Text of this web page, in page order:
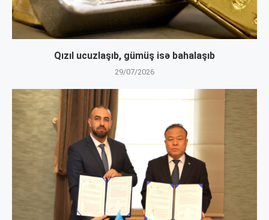
Qızıl ucuzlaşıb, gümüş isə bahalaşıb
29/07/2026